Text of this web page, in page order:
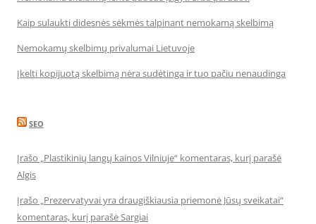
Kaip sulaukti didesnės sėkmės talpinant nemokamą skelbimą
Nemokamų skelbimų privalumai Lietuvoje
Įkelti kopijuotą skelbimą nėra sudėtinga ir tuo pačiu nenaudinga
SEO
Įrašo „Plastikinių langų kainos Vilniuje“ komentaras, kurį parašė
Algis
Įrašo „Prezervatyvai yra draugiškiausia priemonė Jūsų sveikatai“
komentaras, kurį parašė Sargiai